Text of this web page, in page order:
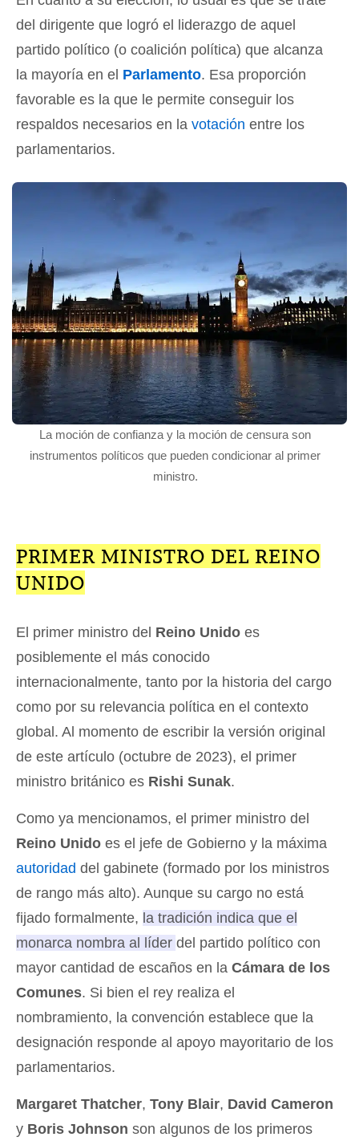
del dirigente que logró el liderazgo de aquel
partido político (o coalición política) que alcanza
la mayoría en el Parlamento. Esa proporción
favorable es la que le permite conseguir los
respaldos necesarios en la votación entre los
parlamentarios.
La moción de confianza y la moción de censura son
instrumentos políticos que pueden condicionar al primer
ministro.
PRIMER MINISTRO DEL REINO
UNIDO
El primer ministro del Reino Unido es
posiblemente el más conocido
internacionalmente, tanto por la historia del cargo
como por su relevancia política en el contexto
global. Al momento de escribir la versión original
de este artículo (octubre de 2023), el primer
ministro británico es Rishi Sunak.
Como ya mencionamos, el primer ministro del
Reino Unido es el jefe de Gobierno y la máxima
autoridad del gabinete (formado por los ministros
de rango más alto). Aunque su cargo no está
fijado formalmente, la tradición indica que el
monarca nombra al líder del partido político con
mayor cantidad de escaños en la Cámara de los
Comunes. Si bien el rey realiza el
nombramiento, la convención establece que la
designación responde al apoyo mayoritario de los
parlamentarios.
Margaret Thatcher, Tony Blair, David Cameron
y Boris Johnson son algunos de los primeros